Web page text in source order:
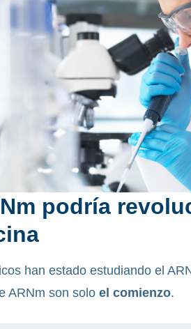
podría
han estado estudiando el
ARNm son solo el comienzo.